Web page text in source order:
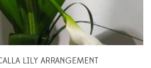
LILY ARRANGEMENT